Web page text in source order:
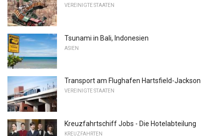
VEREINIGTE STAATEN
Tsunami in Bali, Indonesien
ASIEN
Transport am Flughafen Hartsfield-Jackson
VEREINIGTE STAATEN
Kreuzfahrtschiff Jobs - Die Hotelabteilung
KREUZFAHRTEN